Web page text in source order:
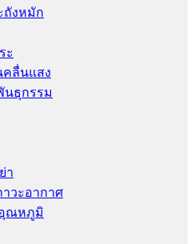
ถังหมัก
ะ
คลื่นแสง
นธุกรรม
า
าวะอากาศ
อุณหภูมิ